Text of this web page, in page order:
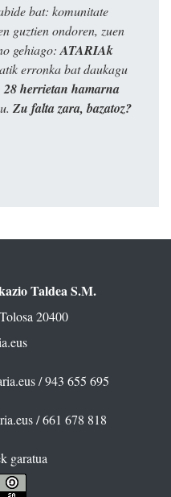
bat: komunitate
guztien ondoren, zuen
gehiago: ATARIAk
erronka bat daukagu
28 herrietan hamarna
Zu falta zara, bazatoz?
Taldea S.M.
20400
/ 943 655 695
/ 661 678 818
garatua